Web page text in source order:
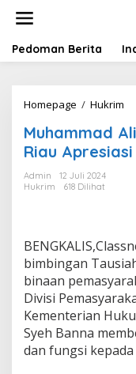
t
Pedoman Berita
Homepage / Hukrim
h
a
m
i
S
y
e
h
B
a
n
Muhammad
Riau
Admin
12 Juli 2024
Hukrim
618 Dilihat
bimbingan
binaan
Divisi
Kementerian
Syeh Banna
dan fungsi